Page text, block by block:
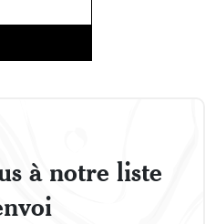
à notre liste